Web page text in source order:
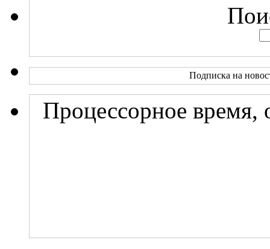
Подписка на
Процессорное время,